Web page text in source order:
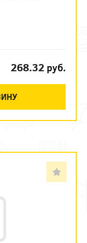
268.32 руб.